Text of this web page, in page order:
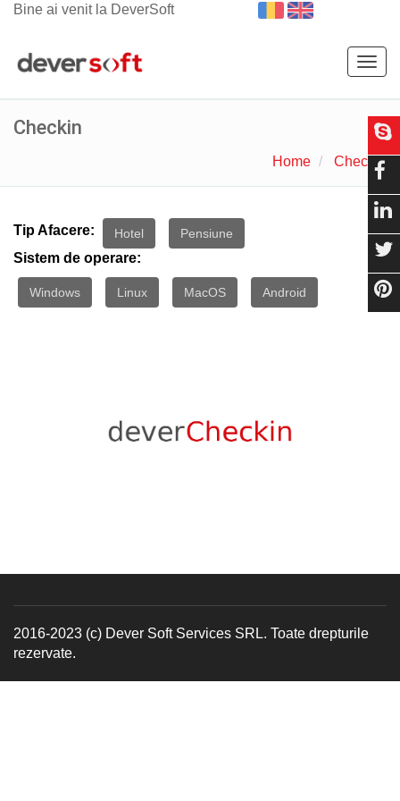
Bine ai venit la DeverSoft
Checkin
Home Checkin
Tip Afacere: Hotel Pensiune
Sistem de operare:
Windows Linux MacOS Android
2016-2023 (c) Dever Soft Services SRL. Toate drepturile
rezervate.